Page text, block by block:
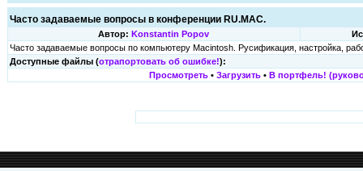
Часто задаваемые вопpосы в конфеpенции RU.MAC.
Автор: Konstantin Popov
Часто задаваемые вопpосы по компьютеру Macintosh. Русификация, настройка,
Доступные файлы (отрапортовать об ошибке!):
Просмотреть • Загрузить • В портфель!